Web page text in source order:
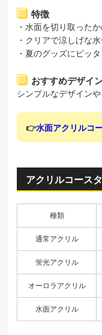
特徴
・水面を切り取った
・クリアで涼しげな
・夏のグッズにピッタ
おすすめデザイ
シンプルなデザイン
👉水面アクリルコ
アクリルコース
種類
通常アクリル
蛍光アクリル
オーロラアクリル
水面アクリル